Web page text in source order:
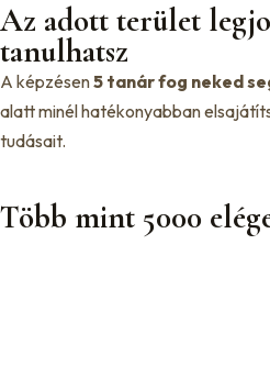
Az adott terület
tanulhatsz
A képzésen5 tanár fog neked
alatt minél hatékonyabban
tudásait.
Több mint 5000